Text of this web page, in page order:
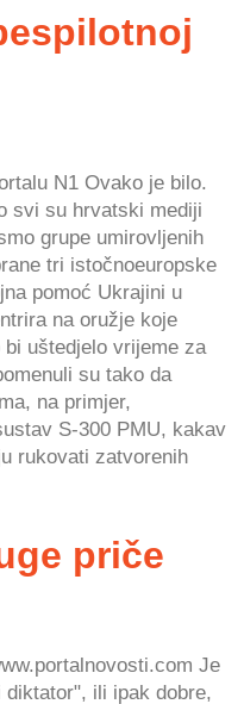
N1 Ovako je bilo.
svi su hrvatski mediji
grupe umirovljenih
tri istočnoeuropske
pomoć Ukrajini u
na oružje koje
uštedjelo vrijeme za
su tako da
na primjer,
S-300 PMU, kakav
rukovati zatvorenih
priče
Je
ili ipak dobre,